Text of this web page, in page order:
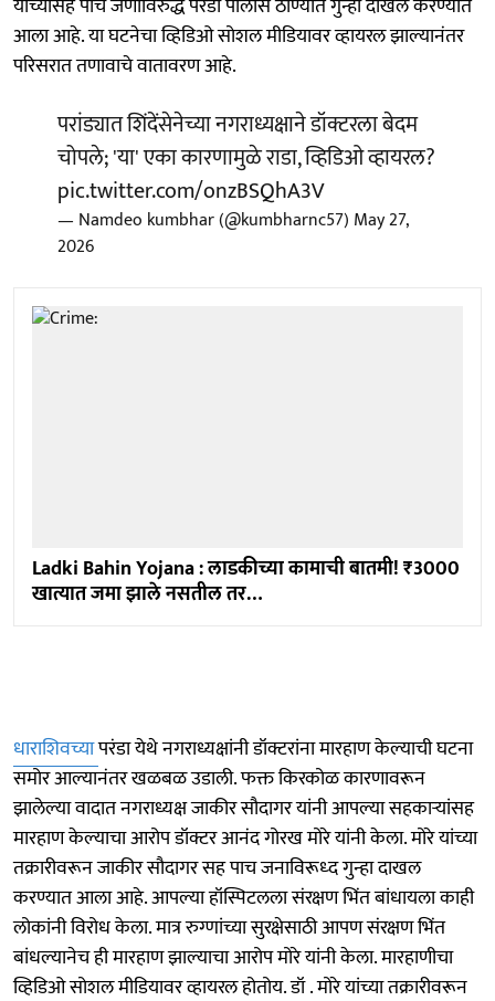
आला आहे. या घटनेचा व्हिडिओ सोशल मीडियावर व्हायरल झाल्यानंतर
परिसरात तणावाचे वातावरण आहे.
परांड्यात शिंदेंसेनेच्या नगराध्यक्षाने डॉक्टरला बेदम
चोपले; 'या' एका कारणामुळे राडा, व्हिडिओ व्हायरल?
pic.twitter.com/onzBSQhA3V
— Namdeo kumbhar (@kumbharnc57) May 27,
2026
Ladki Bahin Yojana : लाडकीच्या कामाची बातमी! ₹3000
खात्यात जमा झाले नसतील तर…
धाराशिवच्यापरंडा येथे नगराध्यक्षांनी डॉक्टरांना मारहाण केल्याची घटना
समोर आल्यानंतर खळबळ उडाली. फक्त किरकोळ कारणावरून
झालेल्या वादात नगराध्यक्ष जाकीर सौदागर यांनी आपल्या सहकाऱ्यांसह
मारहाण केल्याचा आरोप डॉक्टर आनंद गोरख मोरे यांनी केला. मोरे यांच्या
तक्रारीवरून जाकीर सौदागर सह पाच जनाविरूध्द गुन्हा दाखल
करण्यात आला आहे. आपल्या हॉस्पिटलला संरक्षण भिंत बांधायला काही
लोकांनी विरोध केला. मात्र रुग्णांच्या सुरक्षेसाठी आपण संरक्षण भिंत
बांधल्यानेच ही मारहाण झाल्याचा आरोप मोरे यांनी केला. मारहाणीचा
व्हिडिओ सोशल मीडियावर व्हायरल होतोय. डॉ . मोरे यांच्या तक्रारीवरून